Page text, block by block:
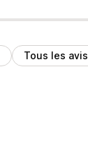
Tous les avis